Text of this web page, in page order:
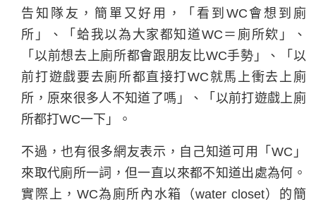
告知隊友，簡單又好用，「看到WC會想到廁
所」、「蛤我以為大家都知道WC＝廁所欸」、
「以前想去上廁所都會跟朋友比WC手勢」、「以
前打遊戲要去廁所都直接打WC就馬上衝去上廁
所，原來很多人不知道了嗎」、「以前打遊戲上廁
所都打WC一下」。
不過，也有很多網友表示，自己知道可用「WC」
來取代廁所一詞，但一直以來都不知道出處為何。
實際上，WC為廁所內水箱（water closet）的簡